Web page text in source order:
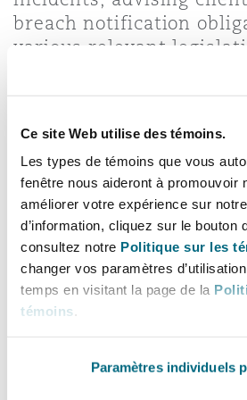
Ce site Web utilise des témoins.
Les types de témoins que vous
fenêtre nous aideront à promouvoir
améliorer votre expérience sur
d’information, cliquez sur le bouton
consultez notre Politique sur les
changer vos paramètres
temps en visitant la page de la
témoins.
Paramètres individuels
Droit
Risques
Bator
Jersey
York
County
Bulletins
breach notification
various relevant
Australia. Darling has
experience advising on
complex cross-border
transactions.
Lignes directes
+61 7 3234 3014
+61 420 473 320